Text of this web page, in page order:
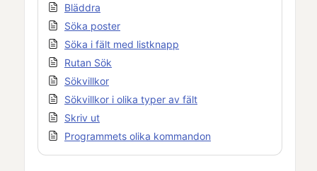
Bläddra
Söka poster
Söka i fält med listknapp
Rutan Sök
Sökvillkor
Sökvillkor i olika typer av fält
Skriv ut
Programmets olika kommandon